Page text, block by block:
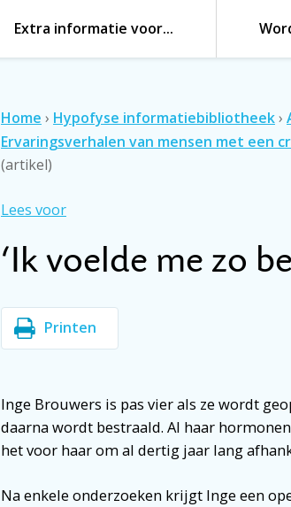
Extra informatie voor…
Home › Hypofyse informatiebibliotheek›
Ervaringsverhalen van mensen met een
(artikel)
Lees voor
‘Ik voelde me zo
Printen
Inge Brouwers is pas vier als ze wordt
daarna wordt bestraald. Al haar
het voor haar om al dertig jaar lang
Na enkele onderzoeken krijgt Inge een